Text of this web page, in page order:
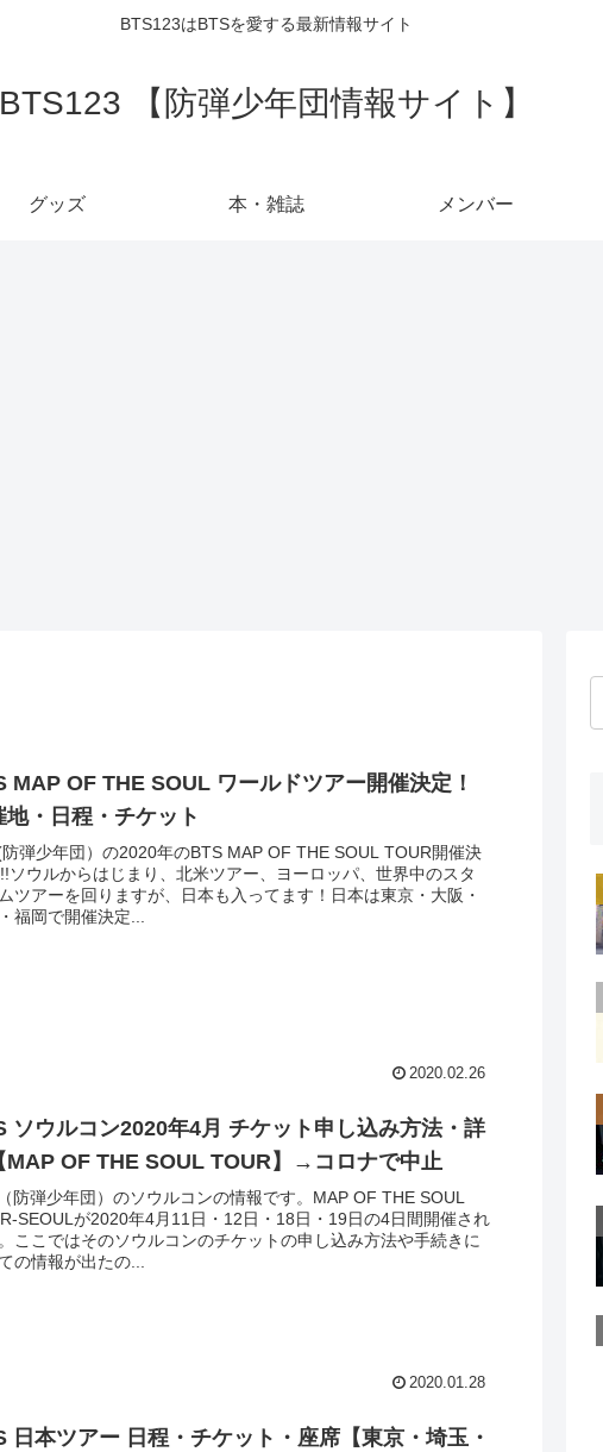
BTS123はBTSを愛する最新情報サイト
BTS123 【防弾少年団情報サイト】
グッズ 本・雑誌 メンバー
MAP OF THE SOUL ワールドツアー開催決定！
地・日程・チケット
弾少年団）の2020年のBTS MAP OF THE SOUL TOUR開催決
ソウルからはじまり、北米ツアー、ヨーロッパ、世界中のスタ
ツアーを回りますが、日本も入ってます！日本は東京・大阪・
福岡で開催決定...
2020.02.26
ソウルコン2020年4月 チケット申し込み方法・詳
MAP OF THE SOUL TOUR】→コロナで中止
防弾少年団）のソウルコンの情報です。MAP OF THE SOUL
SEOULが2020年4月11日・12日・18日・19日の4日間開催され
ここではそのソウルコンのチケットの申し込み方法や手続きに
の情報が出たの...
2020.01.28
日本ツアー 日程・チケット・座席【東京・埼玉・